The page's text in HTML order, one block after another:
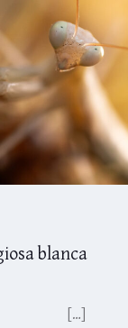
blanca
[…]